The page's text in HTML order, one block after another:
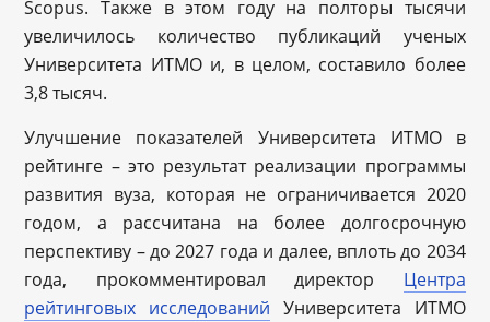
Scopus. Также в этом году на полторы тысячи
увеличилось количество публикаций ученых
Университета ИТМО и, в целом, составило более
3,8 тысяч.
Улучшение показателей Университета ИТМО в
рейтинге – это результат реализации программы
развития вуза, которая не ограничивается 2020
годом, а рассчитана на более долгосрочную
перспективу – до 2027 года и далее, вплоть до 2034
года, прокомментировал директор Центра
рейтинговых исследований Университета ИТМО